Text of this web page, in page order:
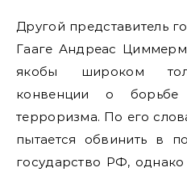
Другой представитель
Гааге Андреас
якобы широком
конвенции о борьбе
терроризма. По его
пытается обвинить в
государство РФ,